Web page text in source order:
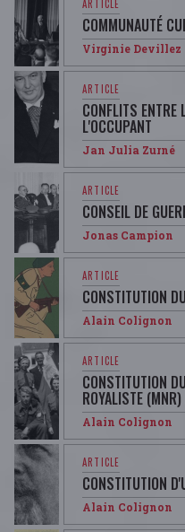
COMMUNAUTÉ
Virginie Devillez
CONFLITS ENTRE
L'OCCUPANT​​
Jan Julia Zurné
CONSEIL DE
Jonas Campion
CONSTITUTION
Alain Colignon
CONSTITUTION
ROYALISTE (MNR)
Alain Colignon
CONSTITUTION
Alain Colignon